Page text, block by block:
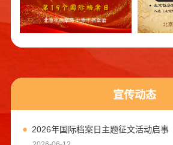
宣传动态
2026年国际档案日主题征文活动启事